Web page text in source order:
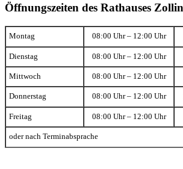
Öffnungszeiten des Rathauses
Montag 08:00 Uhr – 12:00 Uhr
Dienstag 08:00 Uhr – 12:00 Uhr
Mittwoch 08:00 Uhr – 12:00 Uhr
Donnerstag 08:00 Uhr – 12:00 Uhr
Freitag 08:00 Uhr – 12:00 Uhr
oder nach Terminabsprache